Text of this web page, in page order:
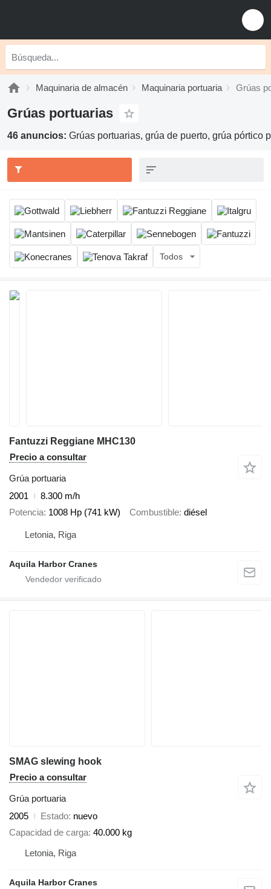
Maquinaria de almacén Maquinaria portuaria Grúas
Grúas portuarias
46 anuncios: Grúas portuarias, grúa de puerto, grúa pórtico
Todos
Fantuzzi Reggiane MHC130
Precio a consultar
Grúa portuaria
2001
8.300 m/h
Potencia 1008 Hp (741 kW) Combustible diésel
Letonia, Riga
Aquila Harbor Cranes
SMAG slewing hook
Precio a consultar
Grúa portuaria
2005
Estado nuevo
Capacidad de carga 40.000 kg
Letonia, Riga
Aquila Harbor Cranes